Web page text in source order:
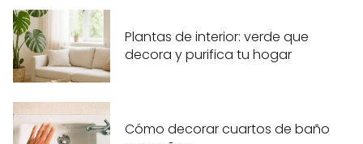
Plantas de interior: verde que
decora y purifica tu hogar
Cómo decorar cuartos de baño